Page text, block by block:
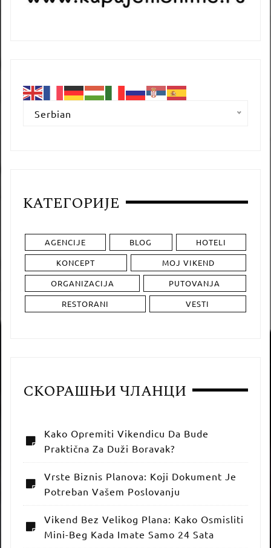
Serbian
КАТЕГОРИЈЕ
AGENCIJE BLOG
HOTELI
KONCEPT
MOJ VIKEND
ORGANIZACIJA
PUTOVANJA
RESTORANI
VESTI
СКОРАШЊИ ЧЛАНЦИ
Kako Opremiti Vikendicu Da Bude
Praktična Za Duži Boravak?
Vrste Biznis Planova: Koji Dokument Je
Potreban Vašem Poslovanju
Vikend Bez Velikog Plana: Kako Osmisliti
Mini-Beg Kada Imate Samo 24 Sata